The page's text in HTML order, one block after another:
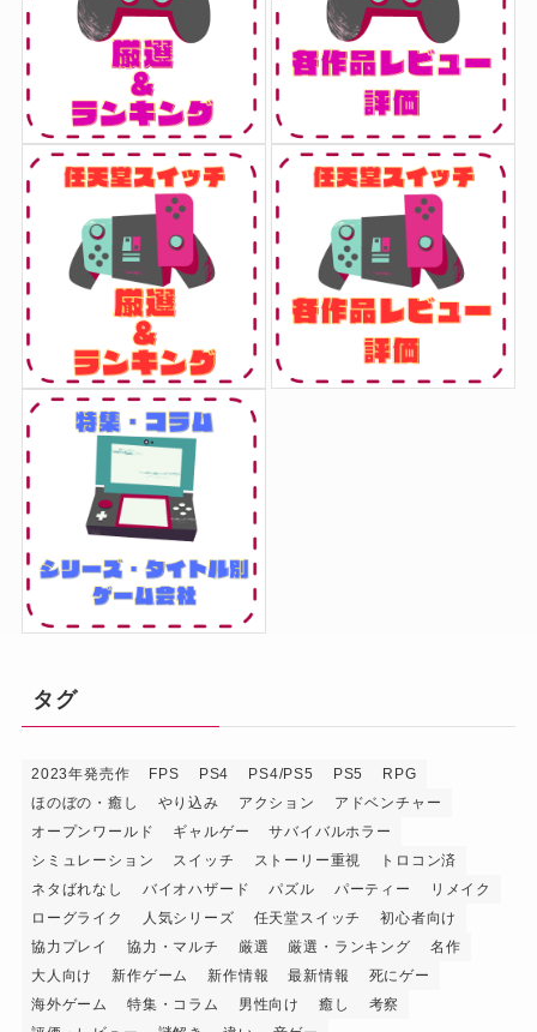
タグ
2023年発売作 FPS PS4 PS4/PS5 PS5
RPG
ほのぼの・癒し
やり込み アクション
アドベンチャー
オープンワールド
ギャルゲー
サバイバルホラー
シミュレーション
スイッチ ストーリー重視
トロコン済
ネタばれなし
バイオハザード パズル パーティー
リメイク
ローグライク
人気シリーズ 任天堂スイッチ
初心者向け
協力プレイ
協力・マルチ 厳選 厳選・ランキング
名作
大人向け
新作ゲーム 新作情報 最新情報
死にゲー
海外ゲーム
特集・コラム 男性向け 癒し
考察